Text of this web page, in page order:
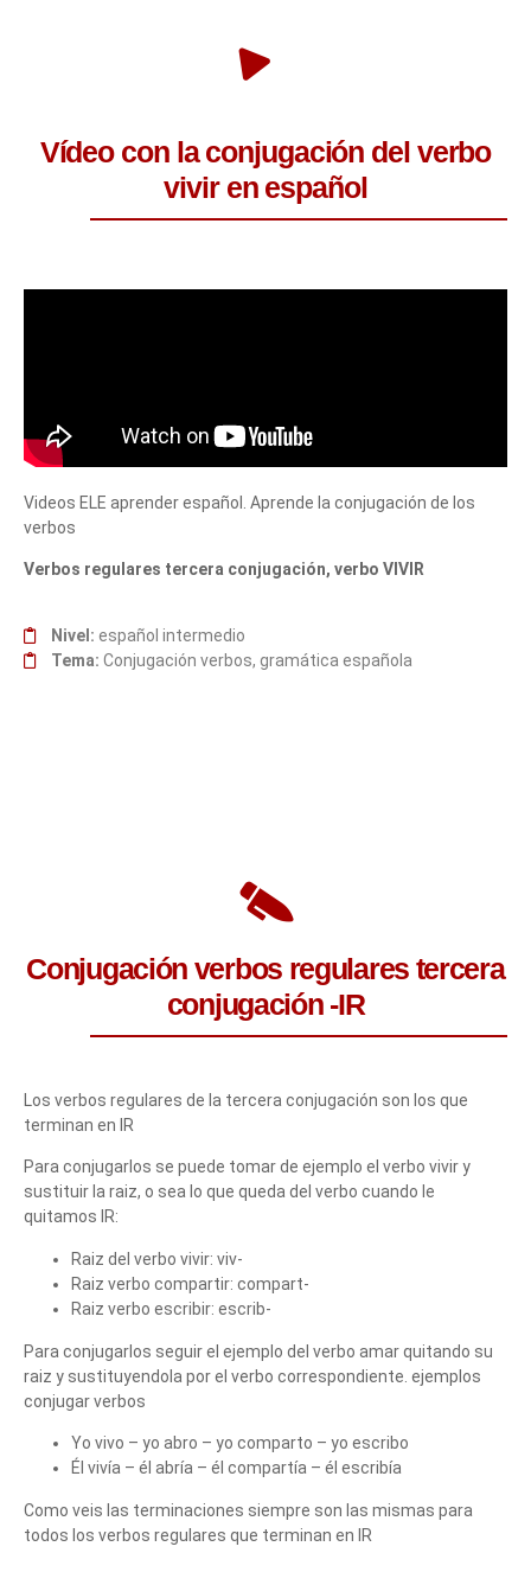
Vídeo con la conjugación del verbo
vivir en español
Videos ELE aprender español. Aprende la conjugación de los
verbos
Verbos regulares tercera conjugación, verbo VIVIR
Nivel: español intermedio
Tema: Conjugación verbos, gramática española
Conjugación verbos regulares tercera
conjugación -IR
Los verbos regulares de la tercera conjugación son los que
terminan en IR
Para conjugarlos se puede tomar de ejemplo el verbo vivir y
sustituir la raiz, o sea lo que queda del verbo cuando le
quitamos IR:
Raiz del verbo vivir: viv-
Raiz verbo compartir: compart-
Raiz verbo escribir: escrib-
Para conjugarlos seguir el ejemplo del verbo amar quitando su
raiz y sustituyendola por el verbo correspondiente. ejemplos
conjugar verbos
Yo vivo – yo abro – yo comparto – yo escribo
Él vivía – él abría – él compartía – él escribía
Como veis las terminaciones siempre son las mismas para
todos los verbos regulares que terminan en IR